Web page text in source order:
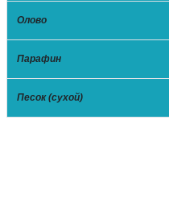
Олово
Парафин
Песок (сухой)